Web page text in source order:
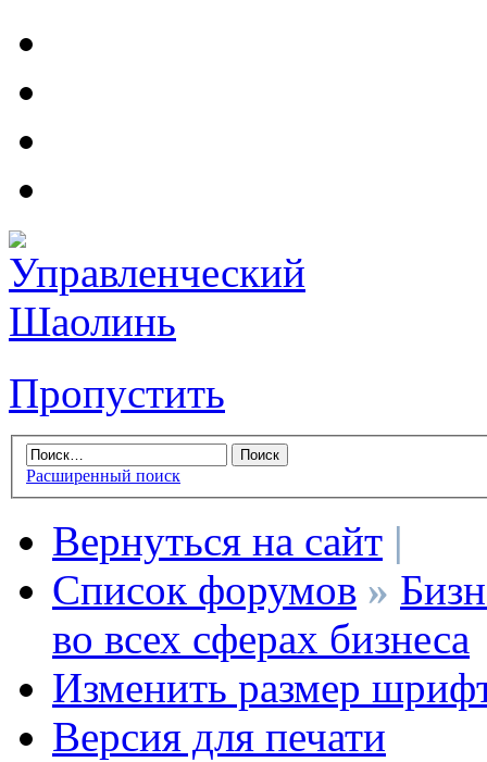
Пропустить
Расширенный поиск
Вернуться на сайт |
Список форумов »
во всех сферах бизнеса
Изменить размер
Версия для печати